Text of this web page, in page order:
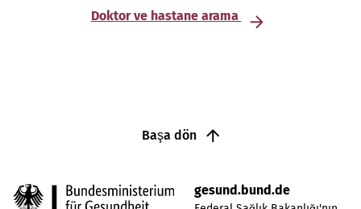
Doktor ve hastane arama
Başa dön
gesund.bund.de